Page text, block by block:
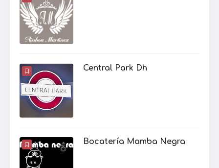
Central Park Dh
Bocatería Mamba Negra